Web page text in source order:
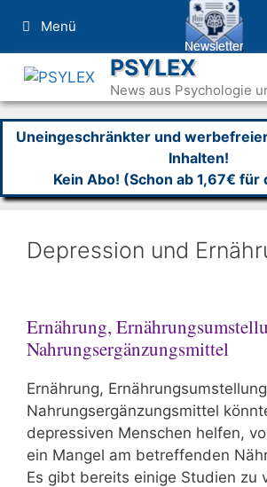
Inhalt
springen
Menü
PSYLEX
News aus Psychologie
Uneingeschränkter und
Inhalten!
Kein Abo! (Schon ab 1,67€ für
Depression und
Ernährung,
Nahrungsergänzungsmittel
Ernährung,
Nahrungsergänzungsmittel
depressiven Menschen helfen,
ein Mangel am betreffenden
Es gibt bereits einige Studien zu